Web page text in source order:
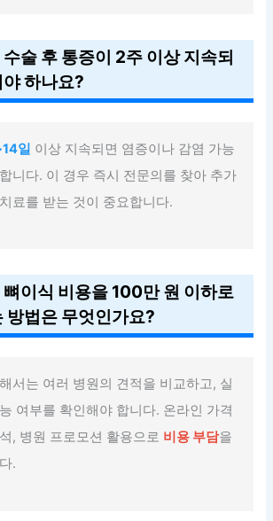
술 후 통증이 2주 이상 지속되
하나요?
일 이상 지속되면 염증이나 감염 가능
니다. 이 경우 즉시 전문의를 찾아 추가
료를 받는 것이 중요합니다.
뼈이식 비용을 100만 원 이하로
방법은 무엇인가요?
서는 여러 병원의 견적을 비교하고, 실
여부를 확인해야 합니다. 온라인 가격
, 병원 프로모션 활용으로 비용 부담을
.